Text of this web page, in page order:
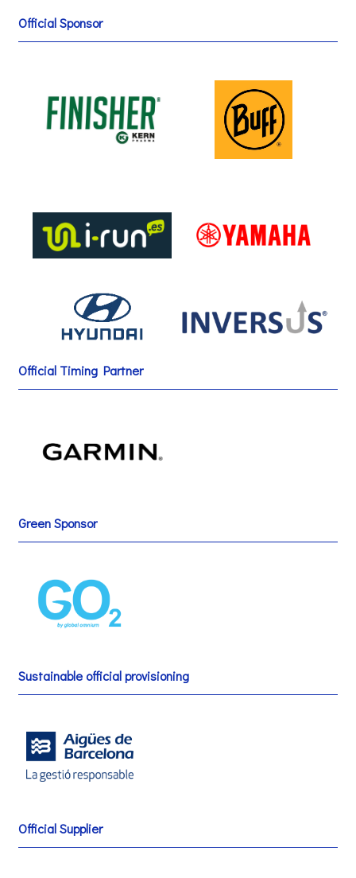
Official Sponsor
Official Timing Partner
Green Sponsor
Sustainable official provisioning
Official Supplier